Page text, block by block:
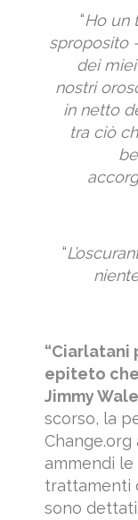
“Ho un
sproposito
dei
nostri
in netto
tra ciò
“
“Ciarlatani
epiteto
Jimmy
scorso, la
Change.org
ammendi
trattamenti
sono